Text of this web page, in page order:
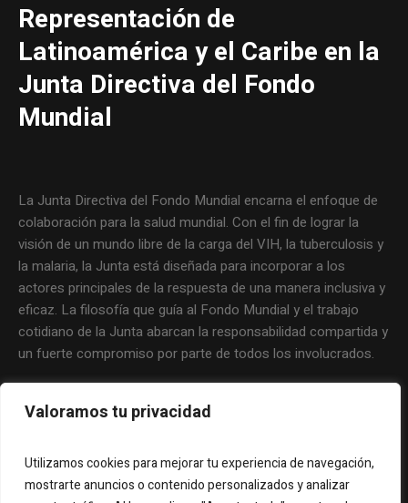
Valoramos tu privacidad
Utilizamos cookies para mejorar tu experiencia de navegación,
mostrarte anuncios o contenido personalizados y analizar
Representación de
Latinoamérica y el Caribe en la
Junta Directiva del Fondo
Mundial
La Junta Directiva del Fondo Mundial encarna el enfoque de
colaboración para la salud mundial. Con el fin de lograr la
visión de un mundo libre de la carga del VIH, la tuberculosis y
la malaria, la Junta está diseñada para incorporar a los
actores principales de la respuesta de una manera inclusiva y
eficaz. La filosofía que guía al Fondo Mundial y el trabajo
cotidiano de la Junta abarcan la responsabilidad compartida y
un fuerte compromiso por parte de todos los involucrados.